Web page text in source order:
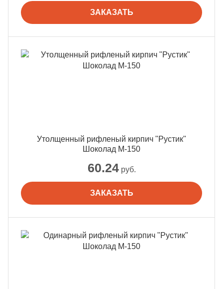
ЗАКАЗАТЬ
60.24руб.
ЗАКАЗАТЬ
Утолщенный рифленый кирпич "Рустик"
Шоколад М-150